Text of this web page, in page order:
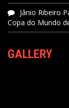
Jânio Ribeiro
Copa do Mundo
GALLERY